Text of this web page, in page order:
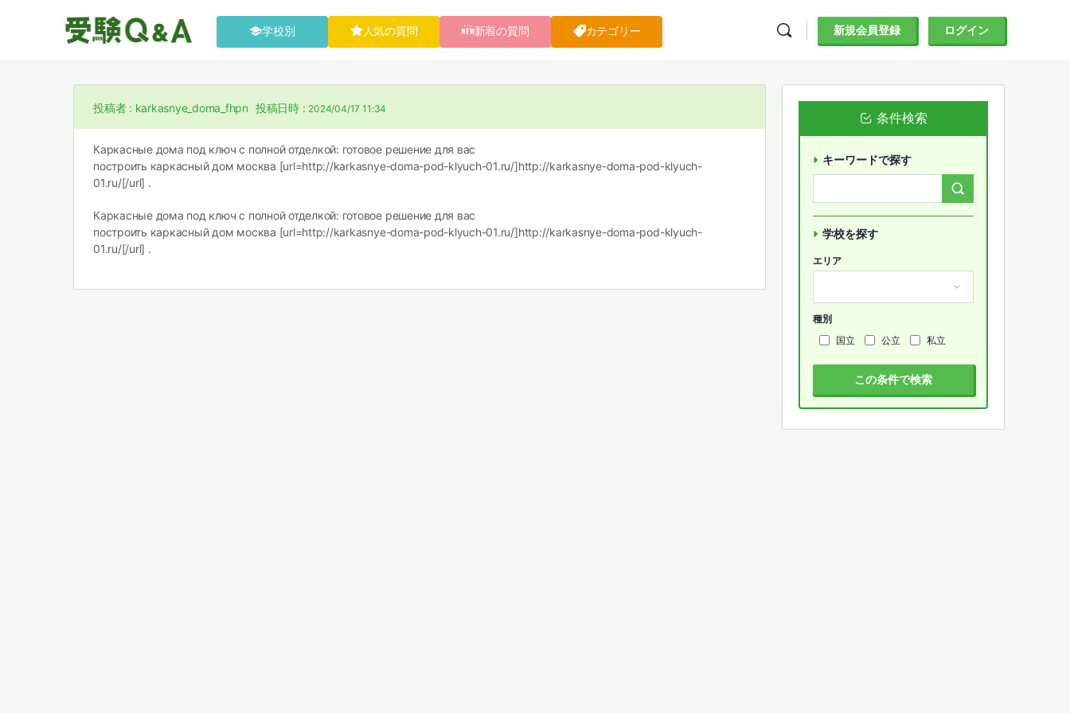
学校別 人気の質問 新着の質問 カテゴリー 新規会員登録 ログイン
投稿者 : karkasnye_doma_fhpn 投稿日時 : 2024/04/17 11:34
Каркасные дома под ключ с полной отделкой: готовое решение для вас
построить каркасный дом москва [url=http://karkasnye-doma-pod-klyuch-01.ru/]http://karkasnye-doma-pod-klyuch-
01.ru/[/url] .
Каркасные дома под ключ с полной отделкой: готовое решение для вас
построить каркасный дом москва [url=http://karkasnye-doma-pod-klyuch-01.ru/]http://karkasnye-doma-pod-klyuch-
01.ru/[/url] .
条件検索
キーワードで探す
学校を探す
エリア
種別
国立
公立 私立
この条件で検索